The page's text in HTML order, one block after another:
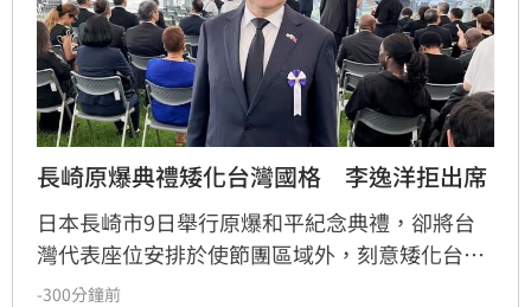
長崎原爆典禮矮化台灣國格　李逸洋拒出席
日本長崎市9日舉行原爆和平紀念典禮，卻將台
灣代表座位安排於使節團區域外，刻意矮化台灣
國格。駐日代表李逸洋對此表達強烈抗議與遺
-300分鐘前